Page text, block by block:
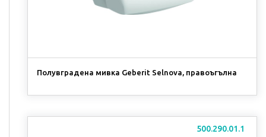
Полувградена мивка Geberit Selnova, правоъгълна
500.290.01.1